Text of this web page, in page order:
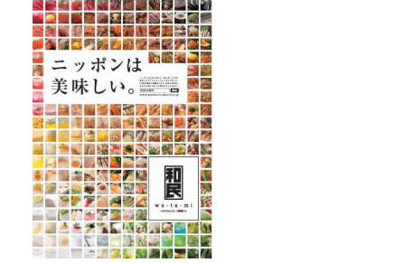
スマホと通信の最新トレンド
進化するPCとデバイスの未来
好きが集まる 比べて選べる
ビジネスと働き方のヒント
AI活用のいまが分かる
企業ITのトレンドを詳説
経営リーダーのコミュニティ